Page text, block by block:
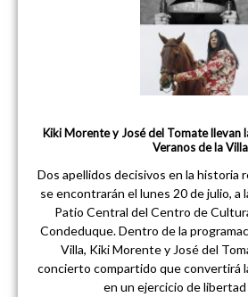
Kiki Morente y José del Tomate llevan
Veranos de la Villa
Dos apellidos decisivos en la historia
se encontrarán el lunes 20 de julio, a
Patio Central del Centro de
Condeduque. Dentro de la
Villa, Kiki Morente y José del
concierto compartido que convertirá
en un ejercicio de